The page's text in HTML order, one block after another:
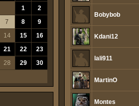
1
2
7 8
9
14 15
16
21 22
23
28 29
30
Bobybob
Kdani12
lali911
MartinO
Montes